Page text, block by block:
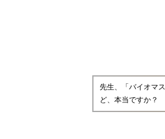
先生、「バイオマ
ど、本当ですか？